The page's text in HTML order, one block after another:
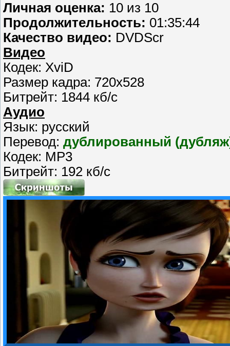
Личная оценка: 10 из 10
Продолжительность: 01:35:44
Качество видео: DVDScr
Видео
Кодек: XviD
Размер кадра: 720x528
Битрейт: 1844 кб/с
Аудио
Язык: русский
Перевод: дублированный
Кодек: MP3
Битрейт: 192 кб/с